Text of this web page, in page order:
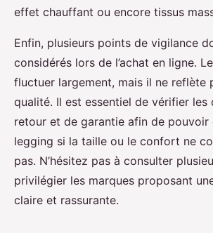
effet chauffant ou encore tissus
Enfin, plusieurs points de vigilance
considérés lors de l’achat en ligne.
fluctuer largement, mais il ne reflète
qualité. Il est essentiel de vérifier les
retour et de garantie afin de pouvoir
legging si la taille ou le confort ne
pas. N’hésitez pas à consulter
privilégier les marques proposant
claire et rassurante.